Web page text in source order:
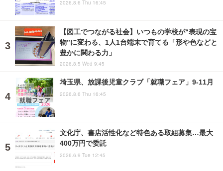
2026.8.6 Thu 16:45
【図工でつながる社会】いつもの学校が“表現の宝
物”に変わる、1人1台端末で育てる「形や色などと
豊かに関わる力」
2026.8.5 Wed 9:45
埼玉県、放課後児童クラブ「就職フェア」9-11月
2026.8.6 Thu 16:45
文化庁、書店活性化など特色ある取組募集…最大
400万円で委託
2026.6.9 Tue 12:45